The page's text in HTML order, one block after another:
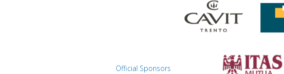
Official Sponsors